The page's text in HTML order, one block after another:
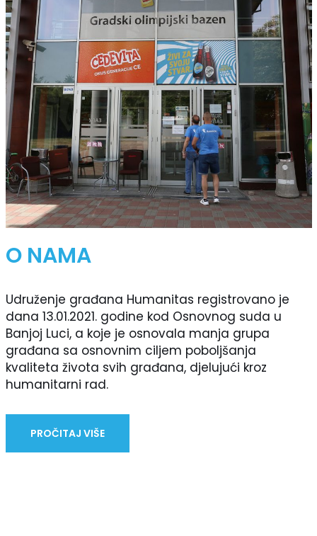
O NAMA
Udruženje građana Humanitas registrovano je
dana 13.01.2021. godine kod Osnovnog suda u
Banjoj Luci, a koje je osnovala manja grupa
građana sa osnovnim ciljem poboljšanja
kvaliteta života svih građana, djelujući kroz
humanitarni rad.
PROČITAJ VIŠE